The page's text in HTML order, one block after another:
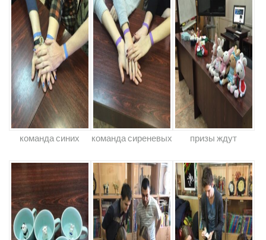
команда синих команда сиреневых призы ждут